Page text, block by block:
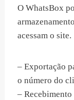
O WhatsBox
acessam o site.
– Exportação
o número do
–